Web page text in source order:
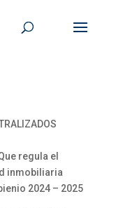
regula el
inmobiliaria
2024 – 2025